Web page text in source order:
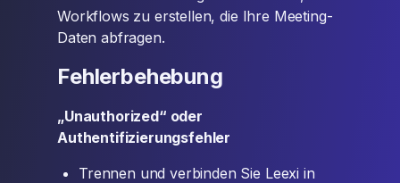
Workflows zu erstellen, die Ihre Meeting-
Daten abfragen.
Fehlerbehebung
„Unauthorized“ oder
Authentifizierungsfehler
Trennen und verbinden Sie Leexi in